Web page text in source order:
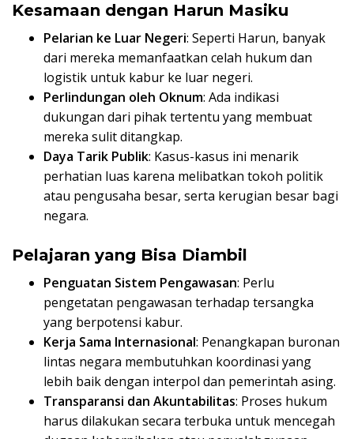
Kesamaan dengan Harun Masiku
Pelarian ke Luar Negeri: Seperti Harun, banyak
dari mereka memanfaatkan celah hukum dan
logistik untuk kabur ke luar negeri.
Perlindungan oleh Oknum: Ada indikasi
dukungan dari pihak tertentu yang membuat
mereka sulit ditangkap.
Daya Tarik Publik: Kasus-kasus ini menarik
perhatian luas karena melibatkan tokoh politik
atau pengusaha besar, serta kerugian besar bagi
negara.
Pelajaran yang Bisa Diambil
Penguatan Sistem Pengawasan: Perlu
pengetatan pengawasan terhadap tersangka
yang berpotensi kabur.
Kerja Sama Internasional: Penangkapan buronan
lintas negara membutuhkan koordinasi yang
lebih baik dengan interpol dan pemerintah asing.
Transparansi dan Akuntabilitas: Proses hukum
harus dilakukan secara terbuka untuk mencegah